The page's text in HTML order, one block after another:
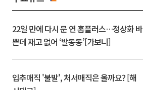
22일 만에 다시 문 연 홈플러스…정상화 바
쁜데 재고 없어 ‘발동동’[가보니]
입추매직 '불발', 처서매직은 올까요? [해